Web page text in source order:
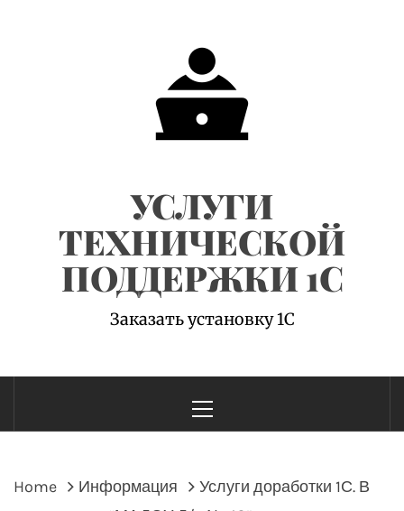
УСЛУГИ
ТЕХНИЧЕСКОЙ
ПОДДЕРЖКИ 1С
Заказать установку 1С
Menu
Home Информация
Услуги доработки 1С. В